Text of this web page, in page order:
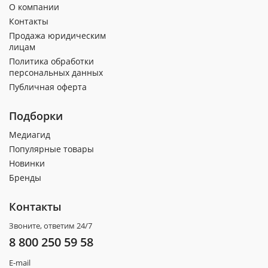
О компании
Контакты
Продажа юридическим
лицам
Политика обработки
персональных данных
Публичная оферта
Подборки
Медиагид
Популярные товары
Новинки
Бренды
Контакты
Звоните, ответим 24/7
8 800 250 59 58
E-mail